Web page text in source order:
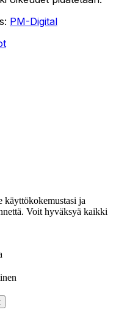
PM-Digital
käyttökokemustasi ja
Voit hyväksyä kaikki